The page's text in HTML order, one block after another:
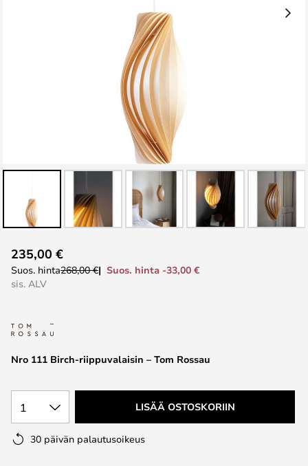
to
the
the
gallery
Nro 111 Birch-riippuvalaisin – Tom Rossau
235,00 €
Suos. hinta268,00 €
Suos. hinta -33,00 €
sis. ALV
1 LISÄÄ OSTOSKORIIN
30 päivän palautusoikeus